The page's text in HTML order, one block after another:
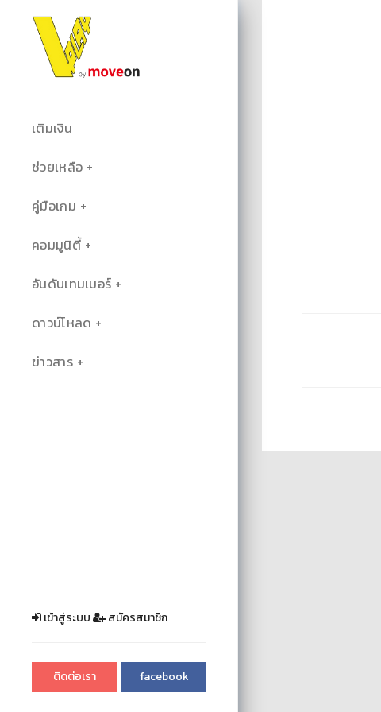
เติมเงิน
ช่วยเหลือ
คู่มือเกม
คอมมูนิตี้
อันดับเทมเมอร์
ดาวน์โหลด
ข่าวสาร
เข้าสู่ระบบ สมัครสมาชิก
ติดต่อเรา facebook